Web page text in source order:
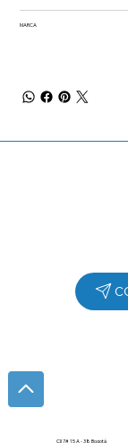
MARCA
Cll 7# 15 A - 38 Bogotá